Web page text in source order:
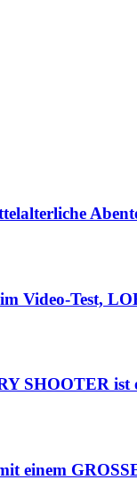
Video-Test,
SHOOTER
einem